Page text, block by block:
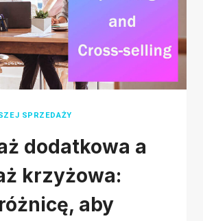
SPRZEDAŻY
dodatkowa a
krzyżowa:
aby